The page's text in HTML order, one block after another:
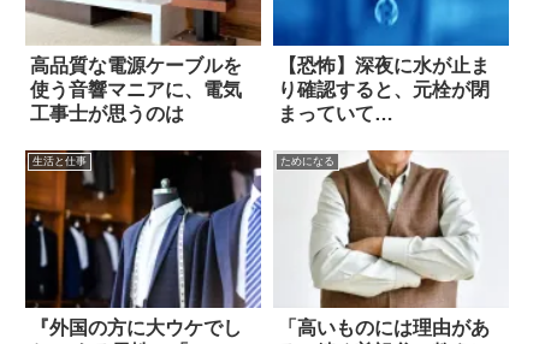
高品質な電源ケーブルを
使う音響マニアに、電気
工事士が思うのは
【恐怖】深夜に水が止ま
り確認すると、元栓が閉
まっていて…
生活と仕事
『外国の方に大ウケでし
ためになる
「高いものには理由があ